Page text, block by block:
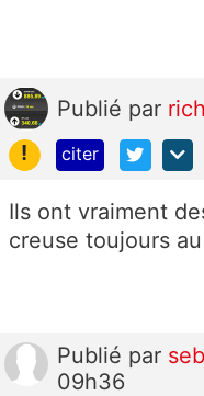
Publié par
!
citer
Ils ont vraiment
creuse toujours
Publié par
09h36